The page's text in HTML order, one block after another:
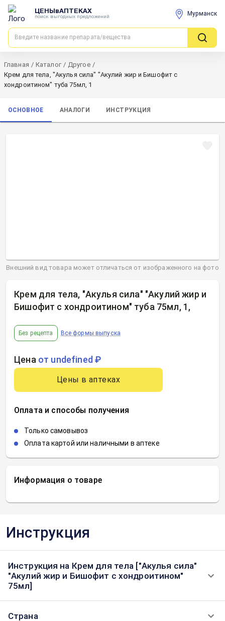
ЦЕНЫвАПТЕКАХ
поиск выгодных предложений Мурманск
Главная / Каталог / Другое /
Крем для тела, "Акулья сила" "Акулий жир и Бишофит с
хондроитином" туба 75мл, 1
ОСНОВНОЕ АНАЛОГИ ИНСТРУКЦИЯ
Информация о товаре
Крем для тела, "Акулья сила" "Акулий жир и
Бишофит с хондроитином" туба 75мл, 1 ,
Без рецепта Все формы выпуска
Цена от undefined ₽
Цены в аптеках
Оплата и способы получения
Только самовывоз
Оплата картой или наличными в аптеке
Внешний вид товара может отличаться от изображенного на фото
Инструкция
Инструкция на Крем для тела ["Акулья сила"
"Акулий жир и Бишофит с хондроитином"
75мл]
Страна